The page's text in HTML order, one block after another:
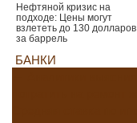
Нефтяной кризис на
подходе: Цены могут
взлететь до 130 долларов
за баррель
БАНКИ